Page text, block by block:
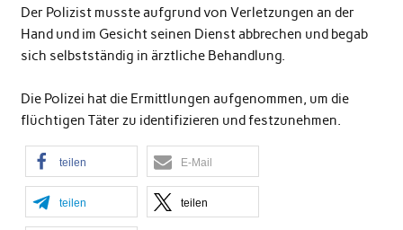
Der Polizist musste aufgrund von Verletzungen an der
Hand und im Gesicht seinen Dienst abbrechen und begab
sich selbstständig in ärztliche Behandlung.
Die Polizei hat die Ermittlungen aufgenommen, um die
flüchtigen Täter zu identifizieren und festzunehmen.
teilen E-Mail
teilen teilen